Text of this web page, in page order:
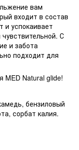
вам
входит в состав
и успокаивает
С
и забота
подходит для
MED Natural glide!
бензиловый
сорбат калия.